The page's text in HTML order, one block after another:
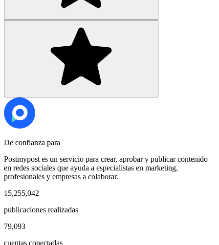
De confianza para
Postmypost es un servicio para crear, aprobar y publicar contenido
en redes sociales que ayuda a especialistas en marketing,
profesionales y empresas a colaborar.
15,255,042
publicaciones realizadas
79,093
cuentas conectadas